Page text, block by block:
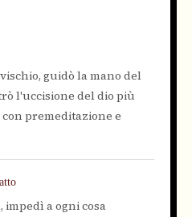
guidò la mano del
l'uccisione del dio più
premeditazione e
a ogni cosa